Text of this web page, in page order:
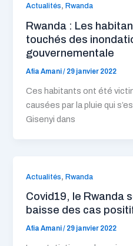
Actualités,Rwanda
Rwanda : Les
touchés des
gouvernementale
Afia Amani/ 29 janvier 2022
Ces habitants ont été
causées par la pluie qui
Gisenyi dans
Actualités,Rwanda
Covid19, le Rwanda
baisse des cas
Afia Amani/ 29 janvier 2022